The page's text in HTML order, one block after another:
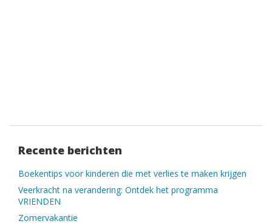
Recente berichten
Boekentips voor kinderen die met verlies te maken krijgen
Veerkracht na verandering: Ontdek het programma
VRIENDEN
Zomervakantie